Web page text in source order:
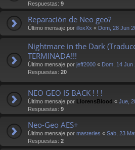
Respuestas: 9
Reparación de Neo geo?
Último mensaje por illoxXx « Dom, 28 Jun
Nightmare in the Dark
TERMINADA!!!
Último mensaje por jeff2000 « Dom, 14 Jun
Respuestas: 20
NEO GEO IS BACK ! ! !
Último mensaje por LlorensBlood « Jue,
Respuestas: 9
Neo-Geo AES+
Último mensaje por masteries « Sab, 23
Respuestas: 2